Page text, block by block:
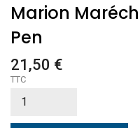
Marion
Pen
21,50 €
TTC